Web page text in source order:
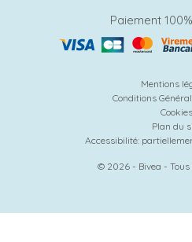
Paiement
Mentions
Conditions
Cookies
Plan du
Accessibilité:
© 2026 - Bivea -